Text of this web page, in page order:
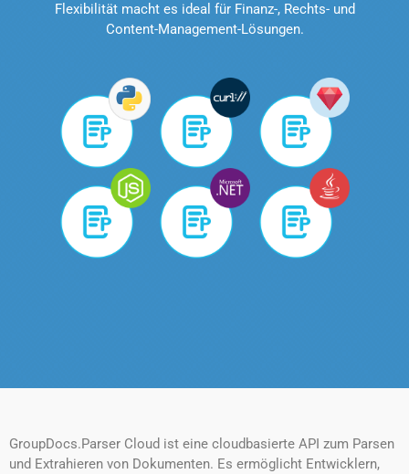
Flexibilität macht es ideal für Finanz-, Rechts- und
Content-Management-Lösungen.
GroupDocs.Parser Cloud ist eine cloudbasierte API zum Parsen
und Extrahieren von Dokumenten. Es ermöglicht Entwicklern,